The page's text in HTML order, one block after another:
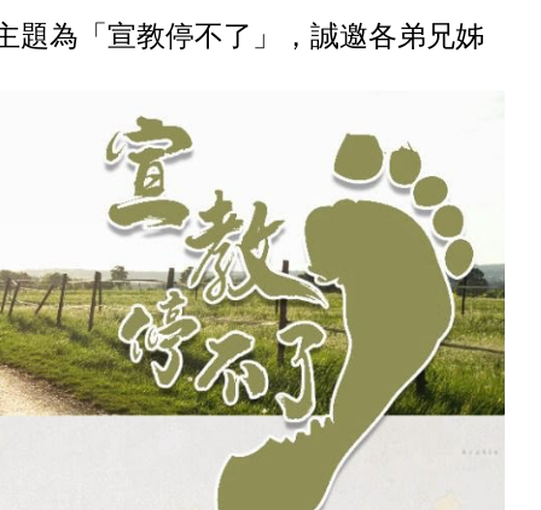
題為「宣教停不了」，誠邀各弟兄姊